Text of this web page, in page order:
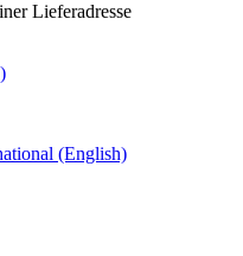
Lieferadresse
(English)